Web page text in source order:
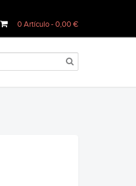
0Artículo- 0,00 €